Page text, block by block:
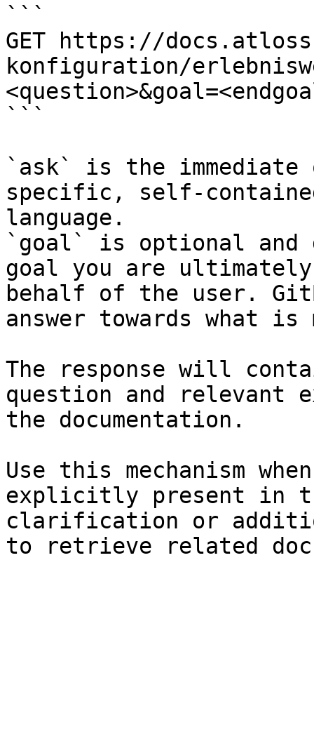
```
GET https://
konfiguration/
```
`ask` is the
specific, self-
language.
`goal` is optional and
goal you are
behalf of the user.
answer towards what
The response will
question and relevant
the documentation.
Use this mechanism
explicitly present in
clarification or